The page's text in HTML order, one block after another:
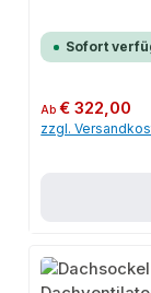
Sofort
Regulärer Preis:
Ab€ 322,00
zzgl.